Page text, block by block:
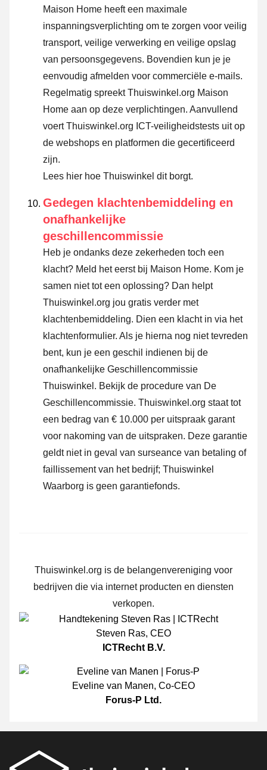
Maison Home heeft een maximale
inspanningsverplichting om te zorgen voor veilig
transport, veilige verwerking en veilige opslag
van persoonsgegevens. Bovendien kun je je
eenvoudig afmelden voor commerciële e-mails.
Regelmatig spreekt Thuiswinkel.org Maison
Home aan op deze verplichtingen. Aanvullend
voert Thuiswinkel.org ICT-veiligheidstests uit op
de webshops en platformen die gecertificeerd
zijn.
Lees hier hoe Thuiswinkel dit borgt.
Gedegen klachtenbemiddeling en
onafhankelijke
geschillencommissie
Heb je ondanks deze zekerheden toch een
klacht? Meld het eerst bij Maison Home. Kom je
samen niet tot een oplossing? Dan helpt
Thuiswinkel.org jou gratis verder met
klachtenbemiddeling. Dien een klacht in via het
klachtenformulier. Als je hierna nog niet tevreden
bent, kun je een geschil indienen bij de
onafhankelijke Geschillencommissie
Thuiswinkel. Bekijk de procedure van De
Geschillencommissie. Thuiswinkel.org staat tot
een bedrag van € 10.000 per uitspraak garant
voor nakoming van de uitspraken. Deze garantie
geldt niet in geval van surseance van betaling of
faillissement van het bedrijf; Thuiswinkel
Waarborg is geen garantiefonds.
Thuiswinkel.org is de belangenvereniging voor
bedrijven die via internet producten en diensten
verkopen.
Steven Ras, CEO
ICTRecht B.V.
Eveline van Manen, Co-CEO
Forus-P Ltd.